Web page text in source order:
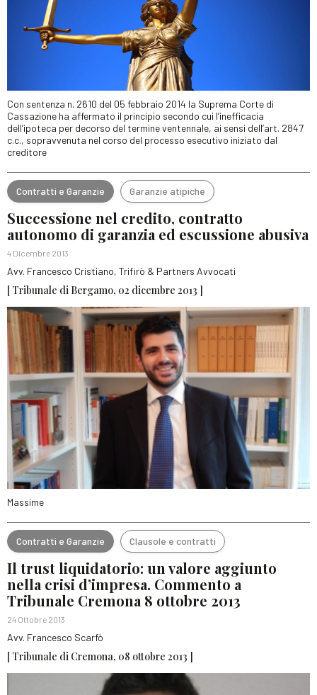
Con sentenza n. 2610 del 05 febbraio 2014 la Suprema Corte di
Cassazione ha affermato il principio secondo cui l’inefficacia
dell’ipoteca per decorso del termine ventennale, ai sensi dell’art. 2847
c.c., sopravvenuta nel corso del processo esecutivo iniziato dal
creditore
Contratti e Garanzie Garanzie atipiche
Successione nel credito, contratto
autonomo di garanzia ed escussione abusiva
4 Dicembre 2013
Avv. Francesco Cristiano, Trifirò & Partners Avvocati
[ Tribunale di Bergamo, 02 dicembre 2013 ]
Massime
Contratti e Garanzie Clausole e contratti
Il trust liquidatorio: un valore aggiunto
nella crisi d’impresa. Commento a
Tribunale Cremona 8 ottobre 2013
24 Ottobre 2013
Avv. Francesco Scarfò
[ Tribunale di Cremona, 08 ottobre 2013 ]